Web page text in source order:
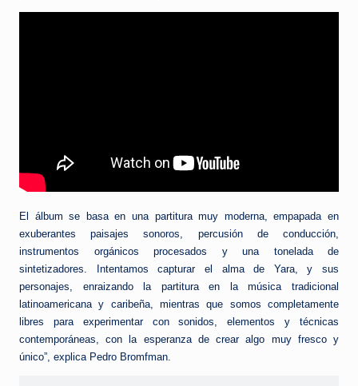
El álbum se basa en una partitura muy moderna, empapada en
exuberantes paisajes sonoros, percusión de conducción,
instrumentos orgánicos procesados y una tonelada de
sintetizadores. Intentamos capturar el alma de Yara, y sus
personajes, enraizando la partitura en la música tradicional
latinoamericana y caribeña, mientras que somos completamente
libres para experimentar con sonidos, elementos y técnicas
contemporáneas, con la esperanza de crear algo muy fresco y
único”, explica Pedro Bromfman.